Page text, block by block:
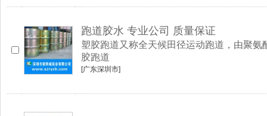
跑道胶水 专业公司 质量保证
塑胶跑道又称全天候田径运动跑道，由聚
胶跑道
[广东深圳市]